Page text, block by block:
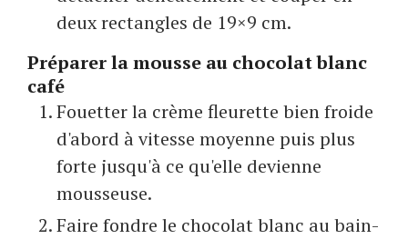
deux rectangles de 19×9 cm.
Préparer la mousse au chocolat blanc
café
Fouetter la crème fleurette bien froide
d'abord à vitesse moyenne puis plus
forte jusqu'à ce qu'elle devienne
mousseuse.
Faire fondre le chocolat blanc au bain-